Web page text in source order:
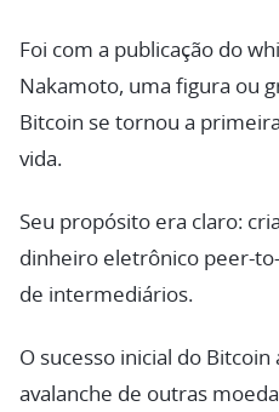
Foi com a publicação do
Nakamoto, uma figura ou
Bitcoin se tornou a primeira
vida.
Seu propósito era claro:
dinheiro eletrônico peer-
de intermediários.
O sucesso inicial do
avalanche de outras